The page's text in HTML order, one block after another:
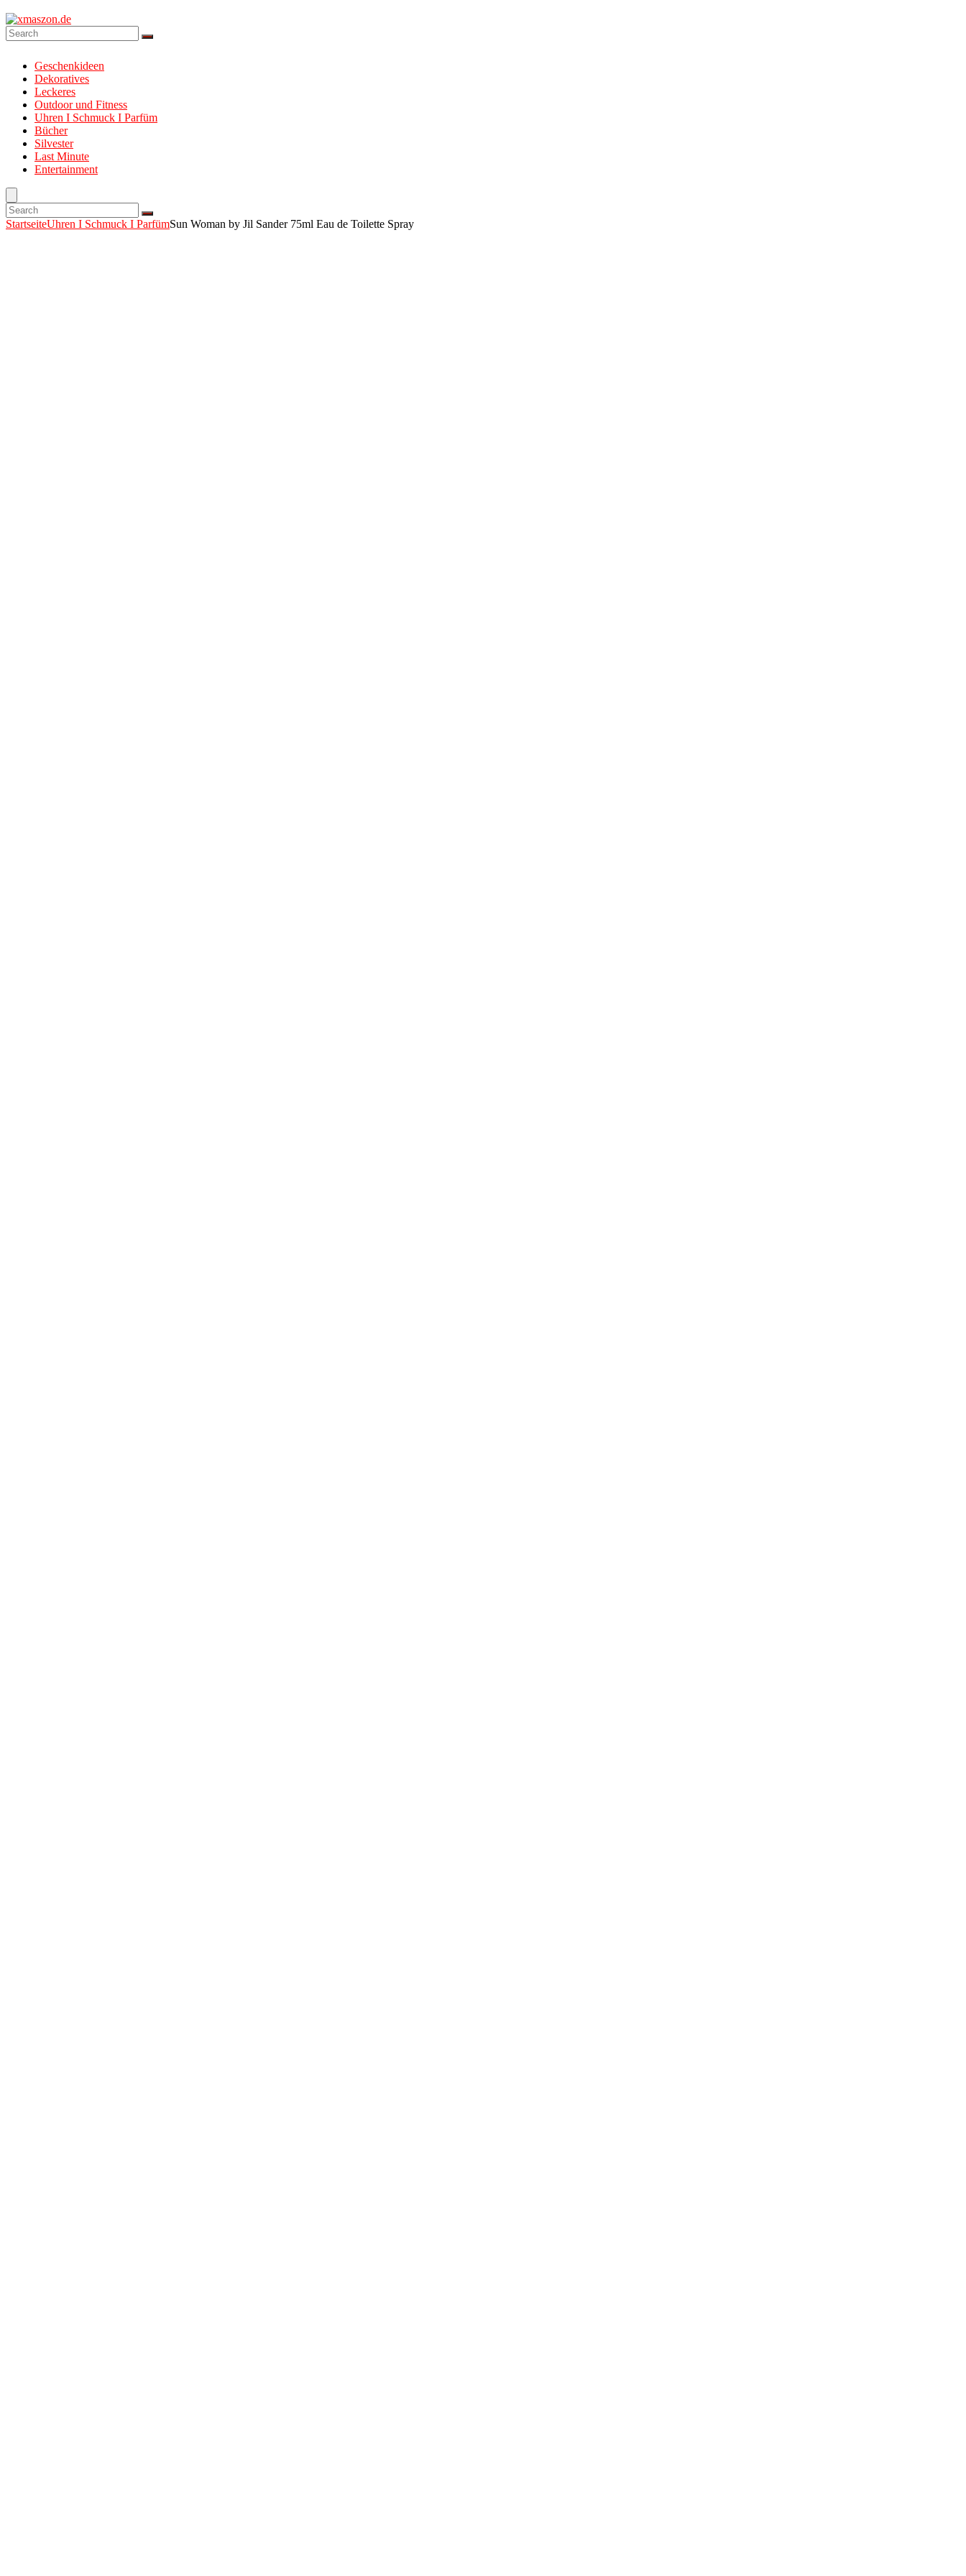
Geschenkideen
Dekoratives
Leckeres
Outdoor und Fitness
Uhren I Schmuck I Parfüm
Bücher
Silvester
Last Minute
Entertainment
StartseiteUhren I Schmuck I ParfümSun Woman by Jil Sander 75ml Eau de Toilette Spray